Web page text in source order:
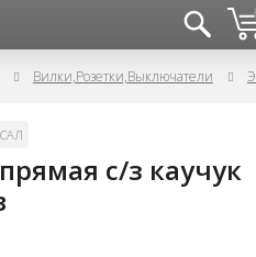
Вилки,Розетки,Выключатели
с/з каучук